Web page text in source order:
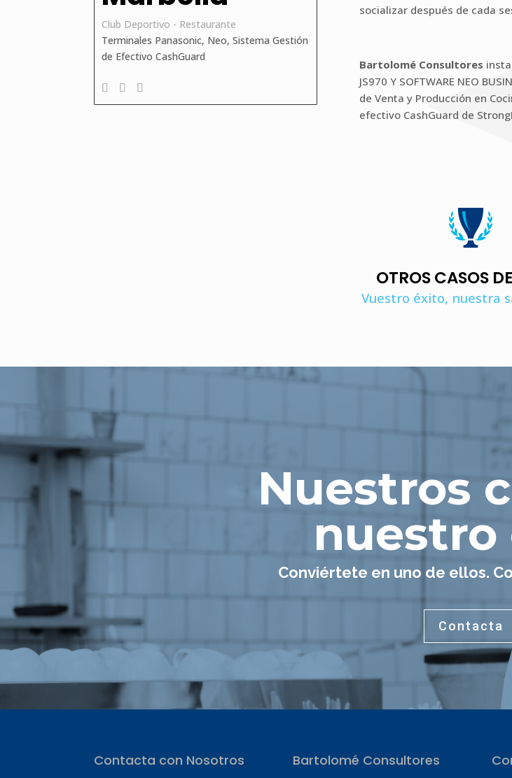
Club Deportivo - Restaurante
Terminales Panasonic, Neo, Sistema Gestión
de Efectivo CashGuard
socializar después de cada
Bartolomé Consultores
JS970 Y SOFTWARE NEO
de Venta y Producción en
efectivo CashGuard de
OTROS CASOS
Vuestro éxito, nuestra
Nuestros
nuestro
Conviértete en uno de ellos.
Contacta
Contacta con Nosotros Bartolomé Consultores